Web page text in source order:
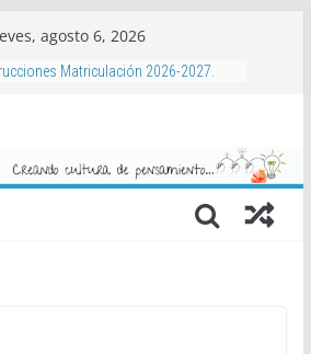
agosto 6, 2026
Matriculación 2026-2027.
de Club de Baloncesto Mayoralas
2027
extraescolares 2026-2027